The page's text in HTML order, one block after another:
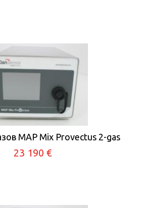
MAP Mix Provectus 2-gas
23 190 €